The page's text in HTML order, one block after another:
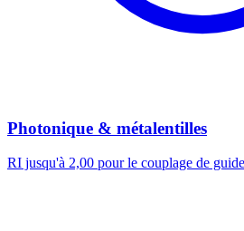
Photonique & métalentilles
RI jusqu'à 2,00 pour le couplage de